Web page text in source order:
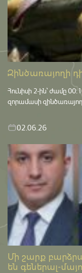
Զինծառայողի
Հունիսի 2-ին՝ ժամը
զորամասի զինծառայող
02.06.26
Մի շարք
են գեներալ-